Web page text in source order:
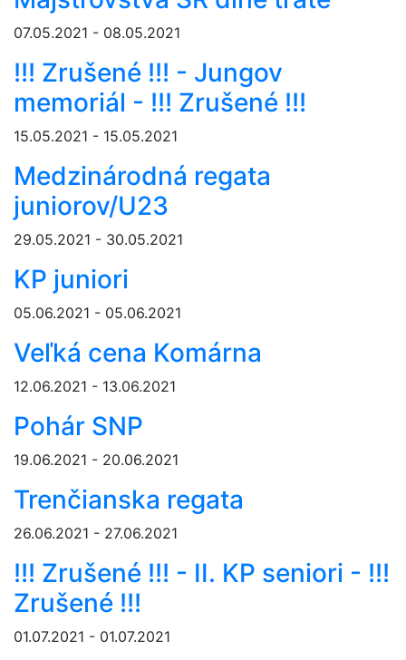
07.05.2021 - 08.05.2021
!!! Zrušené !!! - Jungov
memoriál - !!! Zrušené !!!
15.05.2021 - 15.05.2021
Medzinárodná regata
juniorov/U23
29.05.2021 - 30.05.2021
KP juniori
05.06.2021 - 05.06.2021
Veľká cena Komárna
12.06.2021 - 13.06.2021
Pohár SNP
19.06.2021 - 20.06.2021
Trenčianska regata
26.06.2021 - 27.06.2021
!!! Zrušené !!! - II. KP seniori - !!!
Zrušené !!!
01.07.2021 - 01.07.2021